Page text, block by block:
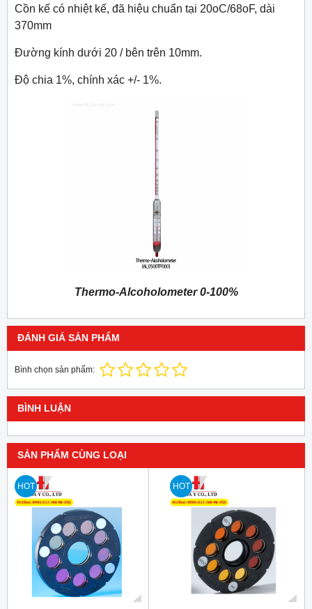
Cồn kế có nhiệt kế, đã hiệu chuẩn tại 20oC/68oF, dài
370mm
Đường kính dưới 20 / bên trên 10mm.
Độ chia 1%, chính xác +/- 1%.
Thermo-Alcoholometer 0-100%
ĐÁNH GIÁ SẢN PHẨM
Bình chọn sản phẩm:
BÌNH LUẬN
SẢN PHẨM CÙNG LOẠI
HOT HOT